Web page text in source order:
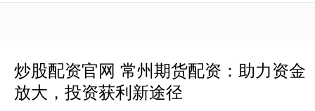
炒股配资官网 常州期货配资：助力资金
放大，投资获利新途径